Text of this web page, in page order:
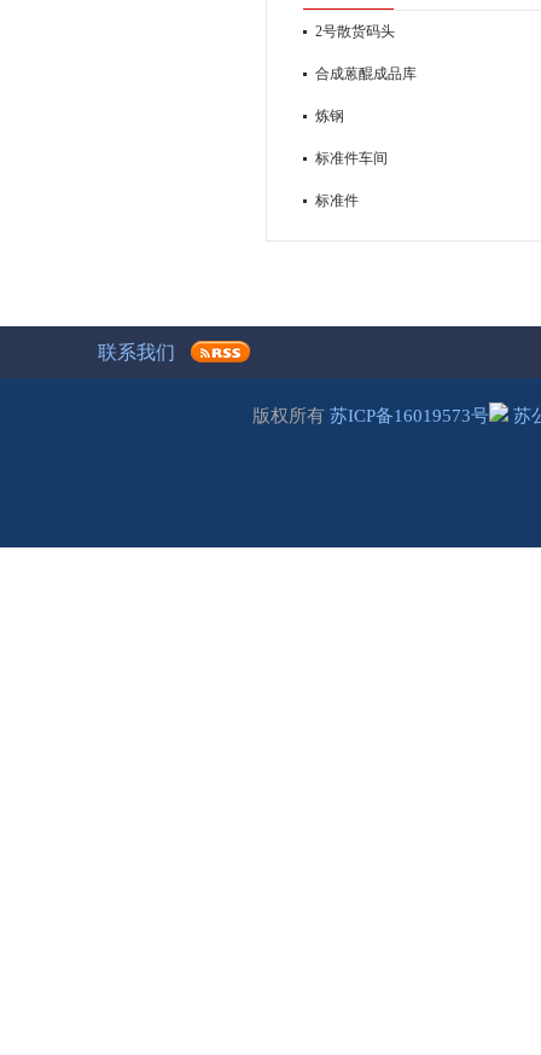
2号散货码头
合成蒽醌成品库
炼钢
标准件车间
标准件
联系我们
版权所有 苏ICP备16019573号 苏